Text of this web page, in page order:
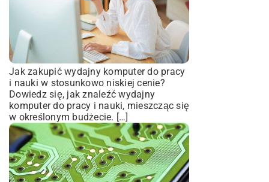
Jak zakupić wydajny komputer do pracy
i nauki w stosunkowo niskiej cenie?
Dowiedz się, jak znaleźć wydajny
komputer do pracy i nauki, mieszcząc się
w określonym budżecie. […]